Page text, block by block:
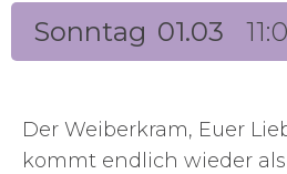
Sonntag 01.03
Der Weiberkram, Euer
kommt endlich wieder als